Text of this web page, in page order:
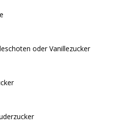
oder Vanillezucker